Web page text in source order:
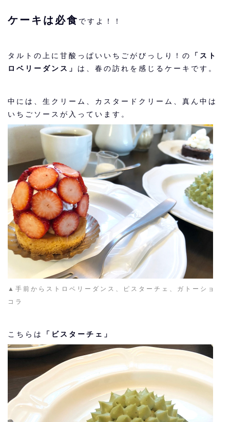
ケーキは必食 ですよ！！
タルトの上に甘酸っぱいいちごがびっしり！の
「スト
ロベリーダンス」 は、春の訪れを感じるケーキです。
中には、生クリーム、カスタードクリーム、真ん中は
いちごソースが入っています。
▲手前からストロベリーダンス、ピスターチェ、ガトーショ
コラ
こちらは 「ビスターチェ」